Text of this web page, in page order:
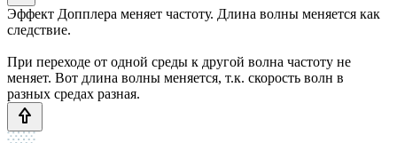
Эффект Допплера меняет частоту. Длина волны меняется как
следствие.
При переходе от одной среды к другой волна частоту не
меняет. Вот длина волны меняется, т.к. скорость волн в
разных средах разная.